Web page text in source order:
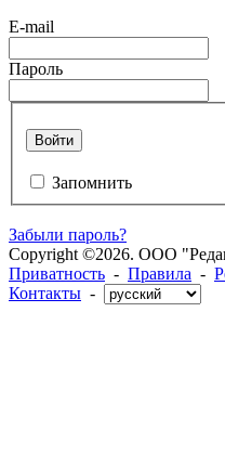
E-mail
Пароль
Войти
Запомнить
Забыли пароль?
Copyright ©2026. ООО
Приватность - Правила -
Контакты -